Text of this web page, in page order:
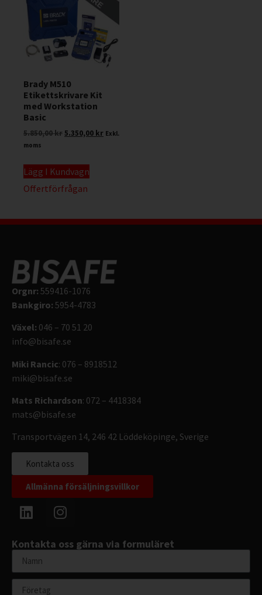
Brady M510
Etikettskrivare Kit
med Workstation
Basic
5.850,00kr5.350,00 kr Exkl.
moms
Lägg I Kundvagn
Offertförfrågan
Orgnr: 559416-1076
Bankgiro: 5954-4783
Växel: 046 – 70 51 20
info@bisafe.se
Miki Rancic: 076 – 8918512
miki@bisafe.se
Mats Richardson: 072 – 4418384
mats@bisafe.se
Transportvägen 14, 246 42 Löddeköpinge, Sverige
Kontakta oss
Allmänna försäljningsvillkor
Kontakta oss gärna via formuläret